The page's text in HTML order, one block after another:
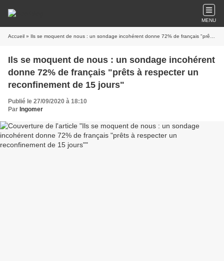
MENU
Accueil » Ils se moquent de nous : un sondage incohérent donne 72% de français "prêts à respecter un reconfinement de 15 jours"
Ils se moquent de nous : un sondage incohérent
donne 72% de français "prêts à respecter un
reconfinement de 15 jours"
Publié le 27/09/2020 à 18:10
Par Ingomer